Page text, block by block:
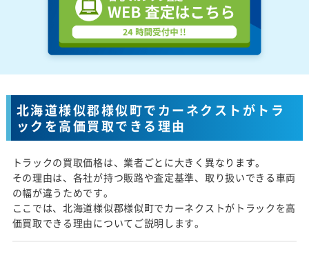
北海道様似郡様似町でカーネクストがトラ
ックを高価買取できる理由
トラックの買取価格は、業者ごとに大きく異なります。
その理由は、各社が持つ販路や査定基準、取り扱いできる車両
の幅が違うためです。
ここでは、北海道様似郡様似町でカーネクストがトラックを高
価買取できる理由についてご説明します。